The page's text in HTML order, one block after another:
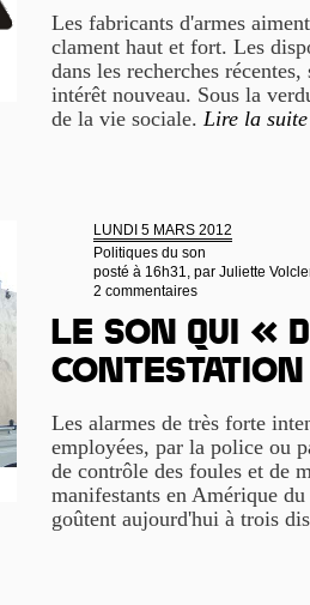
Les fabricants d'armes
clament haut et fort. Les
dans les recherches
intérêt nouveau. Sous la
de la vie sociale. Lire la suite
LUNDI 5 MARS 2012
Politiques du son
posté à 16h31, par Juliette
2 commentaires
Le son qui «
contestation
Les alarmes de très forte
employées, par la police ou
de contrôle des foules et de
manifestants en Amérique
goûtent aujourd'hui à trois